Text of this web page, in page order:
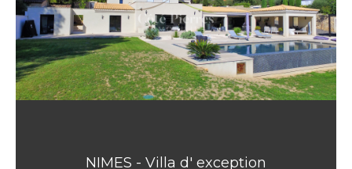
NIMES - Villa d' exception